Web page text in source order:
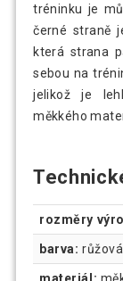
tréninku je
černé straně
která strana
sebou na
jelikož je
měkkého
rozměry
barva: růžová